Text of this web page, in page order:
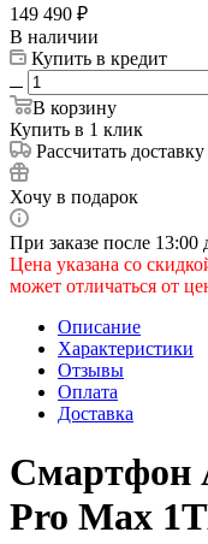
149 490 ₽
В наличии
Купить в кредит
В корзину
Купить в 1 клик
Рассчитать доставку
Хочу в подарок
При заказе после
Цена указана со
может отличаться от
Описание
Характеристики
Отзывы
Оплата
Доставка
Смартфон
Pro Max